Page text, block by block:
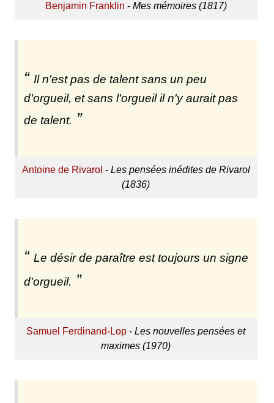
Benjamin Franklin - Mes mémoires (1817)
Il n'est pas de talent sans un peu
d'orgueil, et sans l'orgueil il n'y aurait pas
de talent.
Antoine de Rivarol - Les pensées inédites de Rivarol
(1836)
Le désir de paraître est toujours un signe
d'orgueil.
Samuel Ferdinand-Lop -Les nouvelles pensées et
maximes (1970)